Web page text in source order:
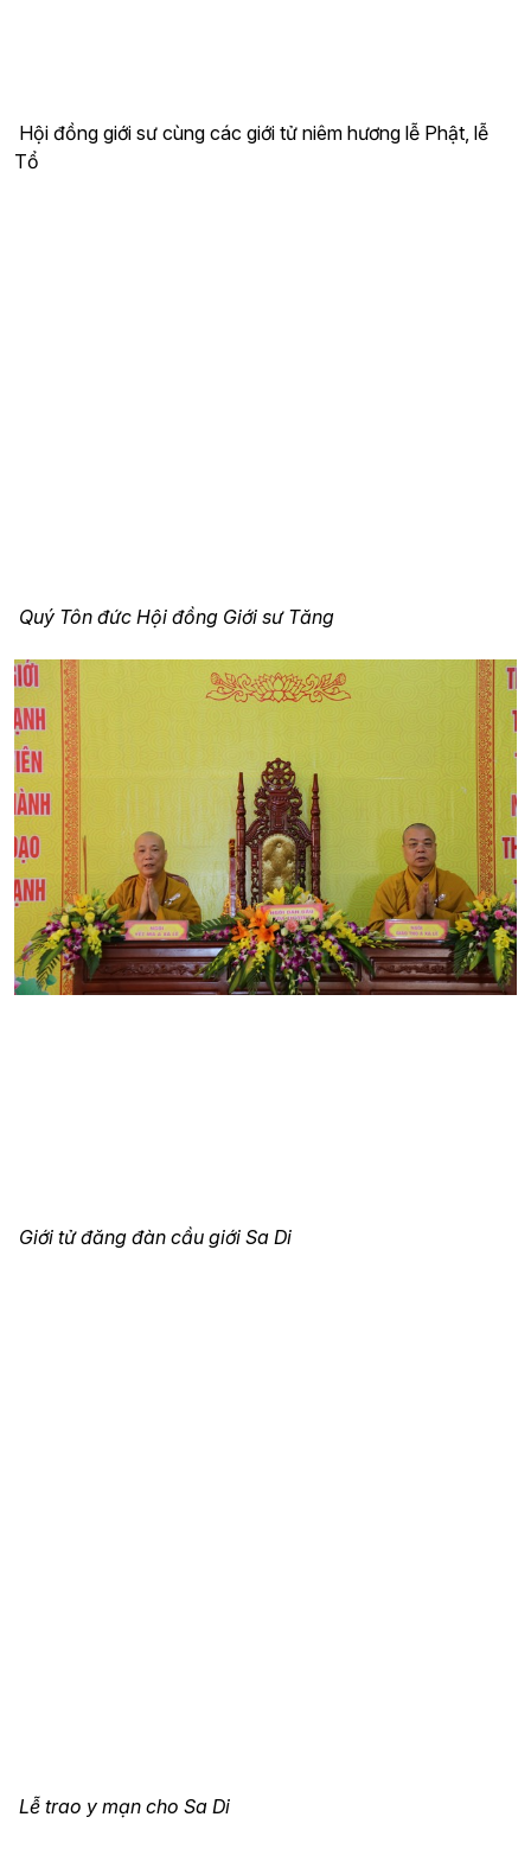
Hội đồng giới sư cùng các giới tử niêm hương lễ Phật, lễ
Tổ
Quý Tôn đức Hội đồng Giới sư Tăng
Giới tử đăng đàn cầu giới Sa Di
Lễ trao y mạn cho Sa Di